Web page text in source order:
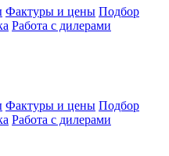
Фактуры и цены Подбор
Работа с дилерами
Фактуры и цены Подбор
Работа с дилерами